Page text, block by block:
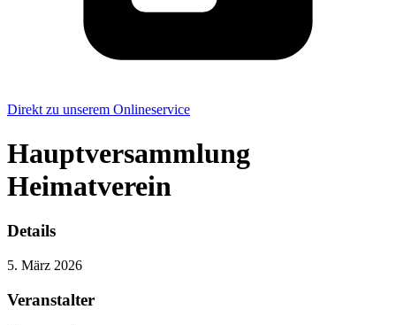
Direkt zu unserem Onlineservice
Hauptversammlung
Heimatverein
Details
5. März 2026
Veranstalter